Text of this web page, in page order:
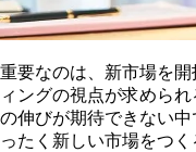
要なのは、新市場を開
ングの視点が求められ
伸びが期待できない
たく新しい市場をつ